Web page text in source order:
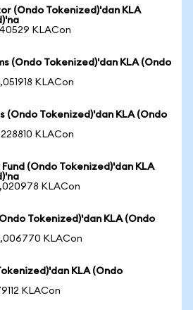
(Ondo Tokenized)'dan KLA
KLACon
(Ondo Tokenized)'dan KLA (Ondo
KLACon
(Ondo Tokenized)'dan KLA (Ondo
KLACon
(Ondo Tokenized)'dan KLA
KLACon
Tokenized)'dan KLA (Ondo
KLACon
KLA (Ondo
KLACon